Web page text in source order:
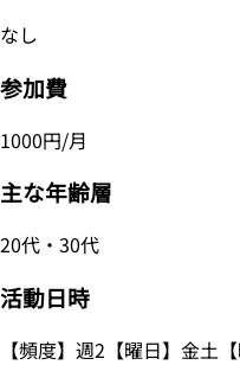
なし
参加費
1000円/月
主な年齢層
20代・30代
活動日時
【頻度】週2【曜日】金土